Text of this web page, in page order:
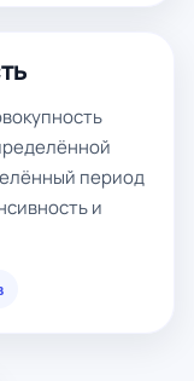
период
и